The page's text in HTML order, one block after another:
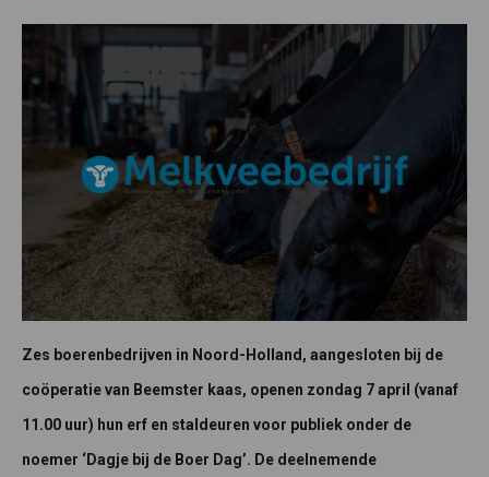
Zes boerenbedrijven in Noord-Holland, aangesloten bij de
coöperatie van Beemster kaas, openen zondag 7 april (vanaf
11.00 uur) hun erf en staldeuren voor publiek onder de
noemer ‘Dagje bij de Boer Dag’. De deelnemende